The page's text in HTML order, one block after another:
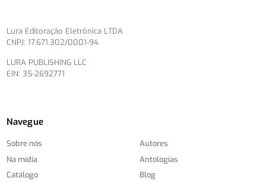
Lura Editoração Eletrônica LTDA
CNPJ: 17.671.302/0001-94
LURA PUBLISHING LLC
EIN: 35-2692771
Navegue
Sobre nós
Na mídia
Catálogo
Autores
Antologias
Blog